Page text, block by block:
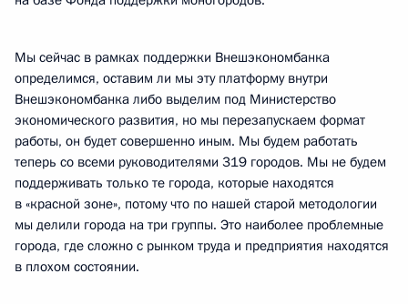
Мы сейчас в рамках поддержки Внешэкономбанка
определимся, оставим ли мы эту платформу внутри
Внешэкономбанка либо выделим под Министерство
экономического развития, но мы перезапускаем формат
работы, он будет совершенно иным. Мы будем работать
теперь со всеми руководителями 319 городов. Мы не будем
поддерживать только те города, которые находятся
в «красной зоне», потому что по нашей старой методологии
мы делили города на три группы. Это наиболее проблемные
города, где сложно с рынком труда и предприятия находятся
в плохом состоянии.